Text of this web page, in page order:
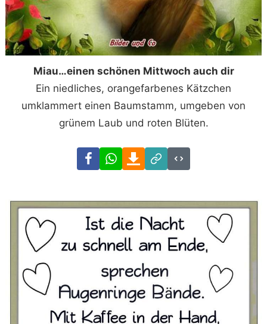
Miau…einen schönen Mittwoch auch dir
Ein niedliches, orangefarbenes Kätzchen
umklammert einen Baumstamm, umgeben von
grünem Laub und roten Blüten.
FacebookWhatsAppDownload
Link
Code